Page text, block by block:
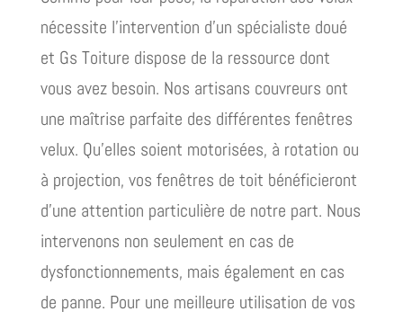
nécessite l’intervention d’un spécialiste doué
et Gs Toiture dispose de la ressource dont
vous avez besoin. Nos artisans couvreurs ont
une maîtrise parfaite des différentes fenêtres
velux. Qu’elles soient motorisées, à rotation ou
à projection, vos fenêtres de toit bénéficieront
d’une attention particulière de notre part. Nous
intervenons non seulement en cas de
dysfonctionnements, mais également en cas
de panne. Pour une meilleure utilisation de vos